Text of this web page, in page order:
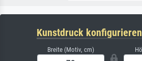
Kunstdruck konfigurieren
Breite (Motiv, cm)